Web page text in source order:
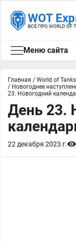
WOT
ВСЁ ПРО WORLD OF
Меню сайта
Главная / World of Tanks
/ Новогоднее
23. Новогодний
День 23.
22 декабря 2023 г.